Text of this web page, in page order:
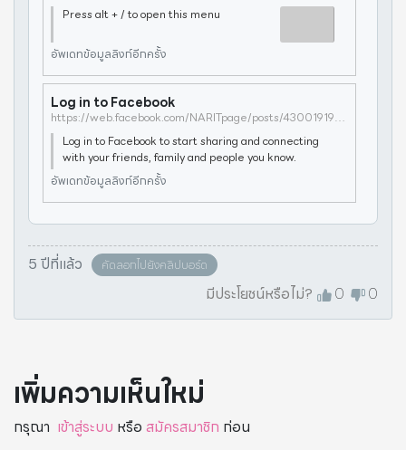
Press alt + / to open this menu
อัพเดทข้อมูลลิงก์อีกครั้ง
Log in to Facebook
https://web.facebook.com/NARITpage/posts/4300191906711057?_rdc=1&_rdr
Log in to Facebook to start sharing and connecting
with your friends, family and people you know.
อัพเดทข้อมูลลิงก์อีกครั้ง
5 ปีที่แล้ว คัดลอกไปยังคลิปบอร์ด
มีประโยชน์หรือไม่? 0 0
เพิ่มความเห็นใหม่
กรุณา เข้าสู่ระบบ หรือ สมัครสมาชิก ก่อน